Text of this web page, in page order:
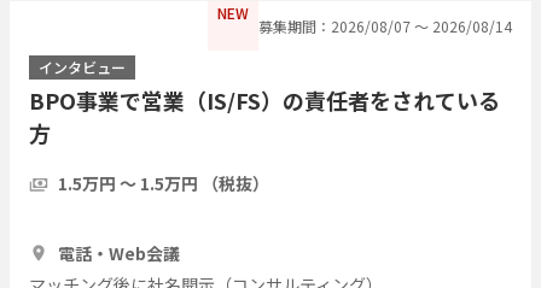
NEW
募集期間：2026/08/07 〜 2026/08/14
インタビュー
BPO事業で営業（IS/FS）の責任者をされている
方
1.5万円 〜 1.5万円 （税抜）
電話・Web会議